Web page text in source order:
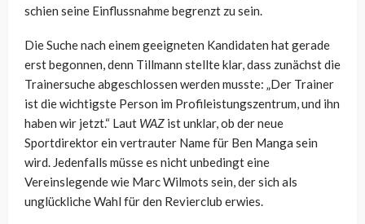
schien seine Einflussnahme begrenzt zu sein.
Die Suche nach einem geeigneten Kandidaten hat gerade
erst begonnen, denn Tillmann stellte klar, dass zunächst die
Trainersuche abgeschlossen werden musste: „Der Trainer
ist die wichtigste Person im Profileistungszentrum, und ihn
haben wir jetzt.“ Laut WAZ ist unklar, ob der neue
Sportdirektor ein vertrauter Name für Ben Manga sein
wird. Jedenfalls müsse es nicht unbedingt eine
Vereinslegende wie Marc Wilmots sein, der sich als
unglückliche Wahl für den Revierclub erwies.